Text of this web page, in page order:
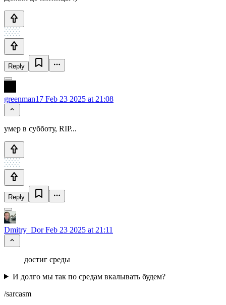
Reply
greenman17 Feb 23 2025 at 21:08
умер в субботу, RIP...
Reply
Dmitry_DorFeb 23 2025 at 21:11
достиг среды
И долго мы так по средам вкалывать будем?
/sarcasm